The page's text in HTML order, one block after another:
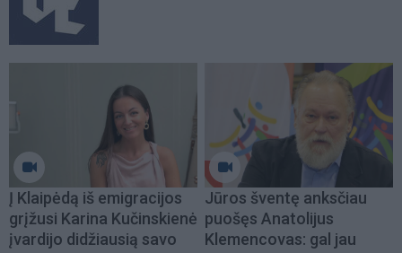
Į Klaipėdą iš emigracijos
grįžusi Karina Kučinskienė
įvardijo didžiausią savo
Jūros šventę anksčiau
puošęs Anatolijus
Klemencovas: gal jau